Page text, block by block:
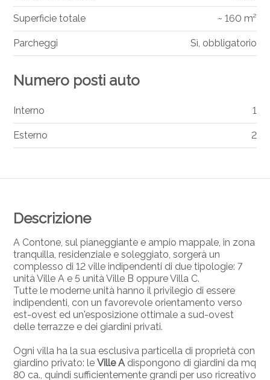
Descrizione
A Contone, sul pianeggiante e ampio mappale, in zona
tranquilla, residenziale e soleggiato, sorgerà un
complesso di 12 ville indipendenti di due tipologie: 7
unità Ville A e 5 unità Ville B oppure Villa C.
Tutte le moderne unità hanno il privilegio di essere
indipendenti, con un favorevole orientamento verso
est-ovest ed un'esposizione ottimale a sud-ovest
delle terrazze e dei giardini privati.
Ogni villa ha la sua esclusiva particella di proprietà con
giardino privato: leVille A dispongono di giardini da mq
80 ca., quindi sufficientemente grandi per uso ricreativo
Superficie totale ~ 160 m²
Parcheggi Sì, obbligatorio
Numero posti auto
Interno 1
Esterno 2